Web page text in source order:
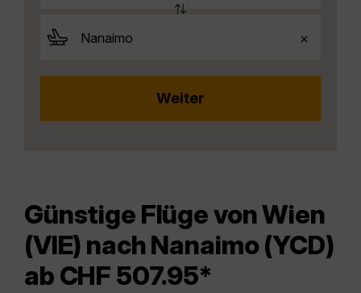
Günstige Flüge von Wien
(VIE) nach Nanaimo (YCD)
ab CHF 507.95*